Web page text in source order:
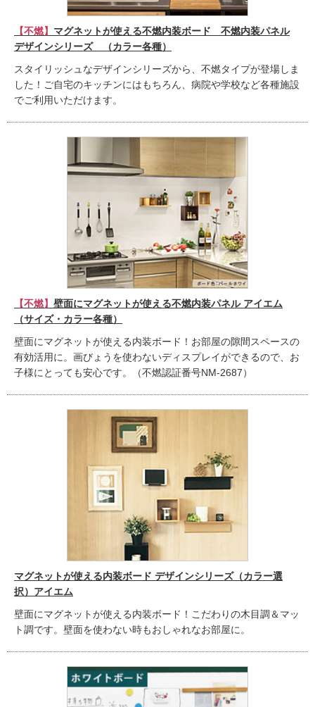
【不燃】 マグネットが使える不燃内装ボード 不燃内装パネル
デザインシリーズ （カラー各種）
スタイリッシュなデザインシリーズから、不燃タイプが登場しま
した！ご自宅のキッチンにはもちろん、病院や学校など各種施設
でご利用いただけます。
【不燃】 壁面にマグネットが使える不燃内装パネル アイエム
（サイズ・カラー各種）
壁面にマグネットが使える内装ボード！お部屋の隙間スペースの
有効活用に。画びょうを使わないディスプレイができるので、お
子様にとっても安心です。（不燃認証番号NM-2687）
マグネットが使える内装ボード デザインシリーズ（カラー選
択）アイエム
壁面にマグネットが使える内装ボード！こだわりの木目調＆マッ
ト調です。壁面を使わない時もおしゃれなお部屋に。